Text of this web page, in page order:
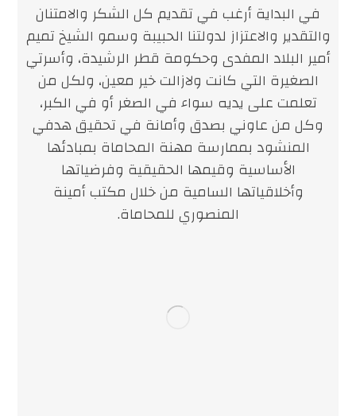
في البداية أرغب في تقديم كل الشكر والامتنان
والتقدير والاعتزاز لدولتنا الحبيبة وسمو الشيخ تميم
أمير البلاد المفدى وحكومة قطر الرشيدة، وأسرتي
الصغيرة التي كانت ولازالت خير معين، ولكل من
تعلمت على يديه سواء في الصغر أو في الكبر،
وكل من عاوني بصدق وأمانة في تحقيق هدفي
المنشود بممارسة مهنة المحاماة بمبادئها
الأساسية وقيمها الحقيقية وفرضياتها
وأخلاقياتها السامية من خلال مكتب أمينة
المنصوري للمحاماة.